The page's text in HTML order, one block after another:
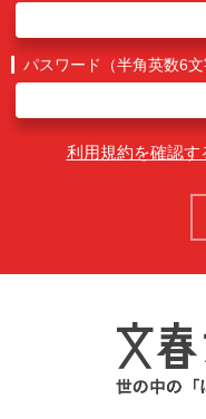
パスワード（半角英数6文
利用規約を確認す